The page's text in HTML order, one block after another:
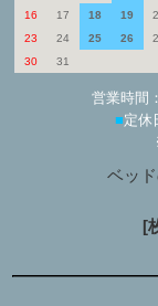
16
17 18 19
23
24 25 26
30
31
営業時間
■定休
ベッ
[